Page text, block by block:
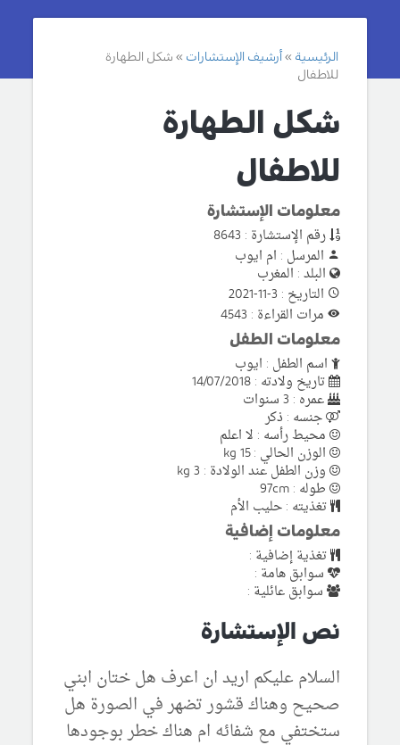
الرئيسية أرشيف الإستشارات
شكل الطهارة
للاطفال
شكل الطهارة
للاطفال
معلومات الإستشارة
رقم الإستشارة : 8643
المرسل : ام ايوب
البلد : المغرب
التاريخ : 3-11-2021
مرات القراءة : 4543
معلومات الطفل
اسم الطفل : ايوب
تاريخ ولادته : 14/07/2018
عمره : 3 سنوات
جنسه : ذكر
محيط رأسه : لا اعلم
الوزن الحالي : 15 kg
وزن الطفل عند الولادة : 3 kg
طوله : 97cm
تغذيته : حليب الأم
معلومات إضافية
تغذية إضافية :
سوابق هامة :
سوابق عائلية :
نص الإستشارة
السلام عليكم اريد ان اعرف هل ختان ابني
صحيح وهناك قشور تضهر في الصورة هل
ستختفي مع شفائه ام هناك خطر بوجودها